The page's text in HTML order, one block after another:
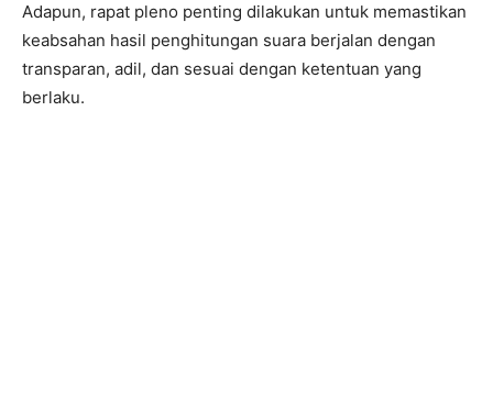
Adapun, rapat pleno penting dilakukan untuk memastikan
keabsahan hasil penghitungan suara berjalan dengan
transparan, adil, dan sesuai dengan ketentuan yang
berlaku.